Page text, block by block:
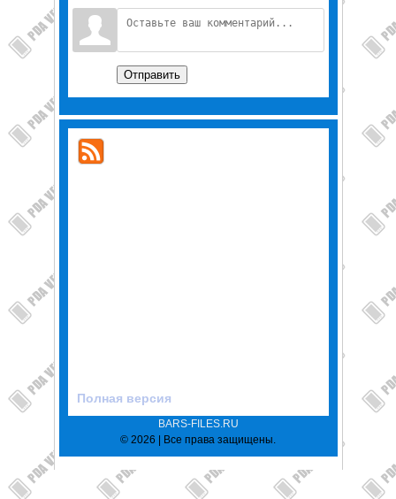
Отправить
Полная версия
BARS-FILES.RU
© 2026 | Все права защищены.